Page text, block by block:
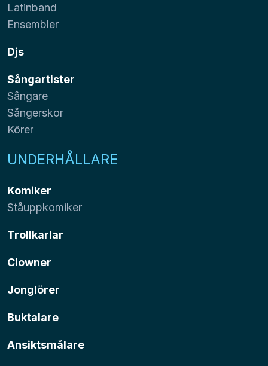
Latinband
Ensembler
Djs
Sångartister
Sångare
Sångerskor
Körer
UNDERHÅLLARE
Komiker
Ståuppkomiker
Trollkarlar
Clowner
Jonglörer
Buktalare
Ansiktsmålare